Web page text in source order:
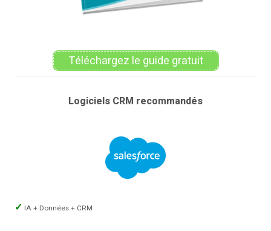
Téléchargez le guide gratuit
Logiciels CRM recommandés
IA + Données + CRM